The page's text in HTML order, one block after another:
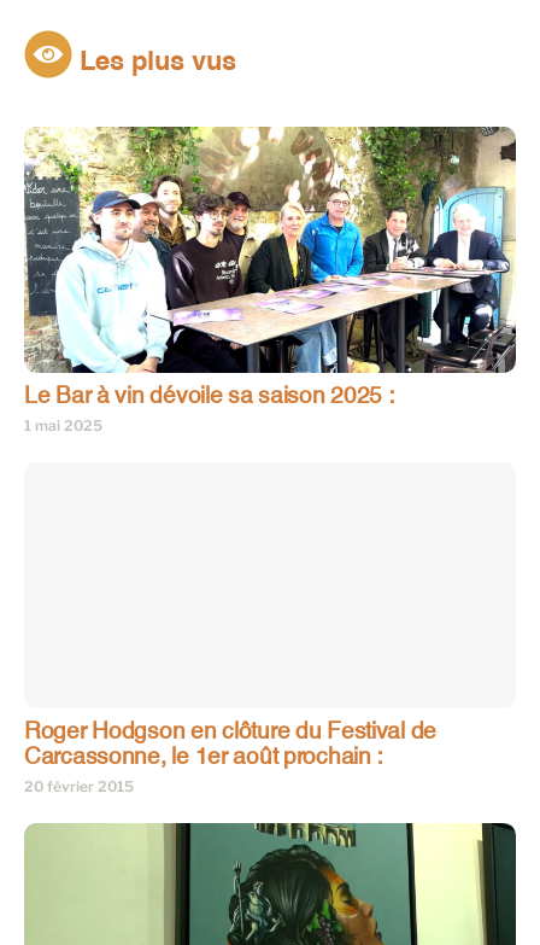
Les plus vus
Le Bar à vin dévoile sa saison 2025 :
1 mai 2025
Roger Hodgson en clôture du Festival de
Carcassonne, le 1er août prochain :
20 février 2015